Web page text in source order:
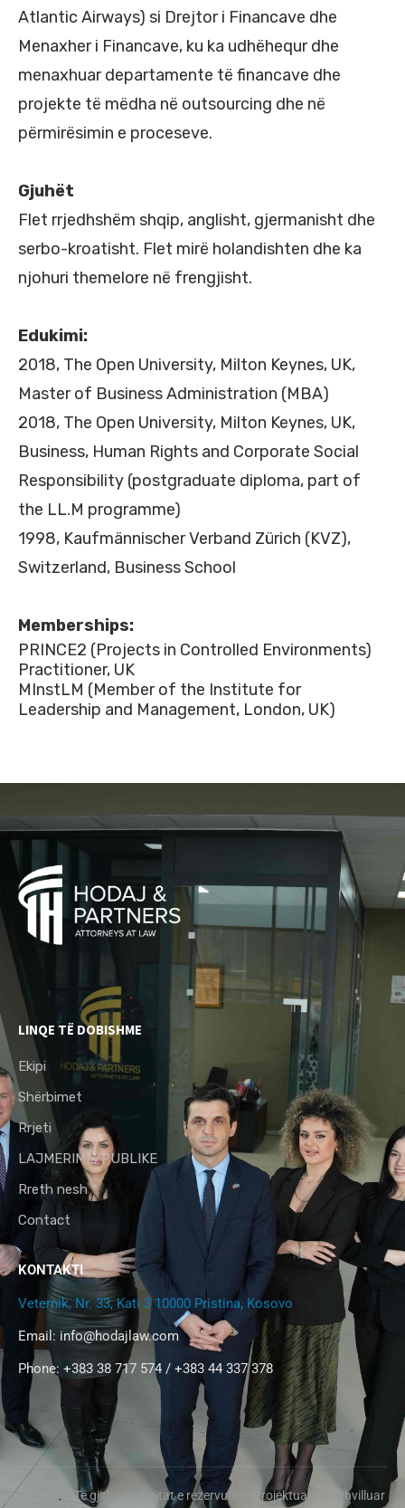
Atlantic Airways) si Drejtor i Financave dhe
Menaxher i Financave, ku ka udhëhequr dhe
menaxhuar departamente të financave dhe
projekte të mëdha në outsourcing dhe në
përmirësimin e proceseve.
Gjuhët
Flet rrjedhshëm shqip, anglisht, gjermanisht dhe
serbo-kroatisht. Flet mirë holandishten dhe ka
njohuri themelore në frengjisht.
Edukimi:
2018, The Open University, Milton Keynes, UK,
Master of Business Administration (MBA)
2018, The Open University, Milton Keynes, UK,
Business, Human Rights and Corporate Social
Responsibility (postgraduate diploma, part of
the LL.M programme)
1998, Kaufmännischer Verband Zürich (KVZ),
Switzerland, Business School
Memberships:
PRINCE2 (Projects in Controlled Environments)
Practitioner, UK
MInstLM (Member of the Institute for
Leadership and Management, London, UK)
LINQE TË DOBISHME
Ekipi
Shërbimet
Rrjeti
LAJMERIME/PUBLIKE
Rreth nesh
Contact
KONTAKTI
Veternik, Nr. 33, Kati 3 10000 Pristina, Kosovo
Email: info@hodajlaw.com
Phone: +383 38 717 574 / +383 44 337 378
@2024 – Të gjitha të drejtat e rezervuara. Projektuar dhe zhvilluar